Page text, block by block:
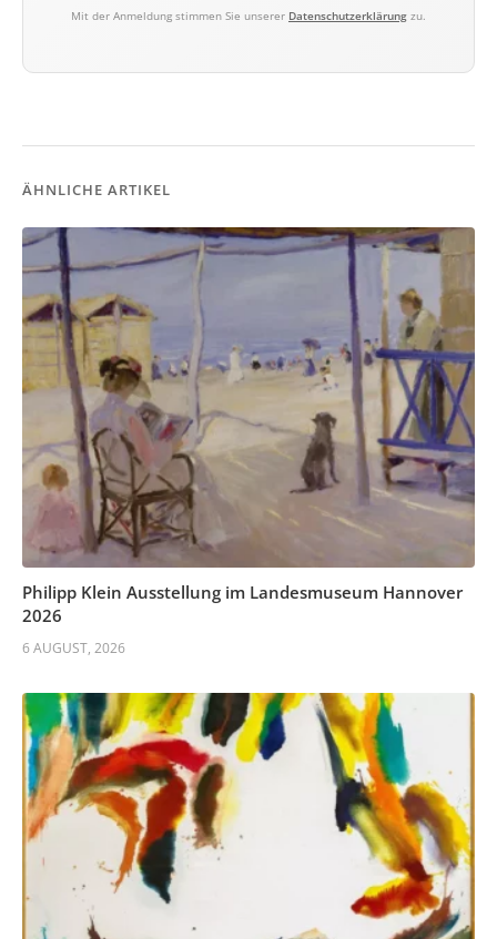
Mit der Anmeldung stimmen Sie unserer Datenschutzerklärung zu.
ÄHNLICHE ARTIKEL
Philipp Klein Ausstellung im Landesmuseum Hannover
2026
6 AUGUST, 2026